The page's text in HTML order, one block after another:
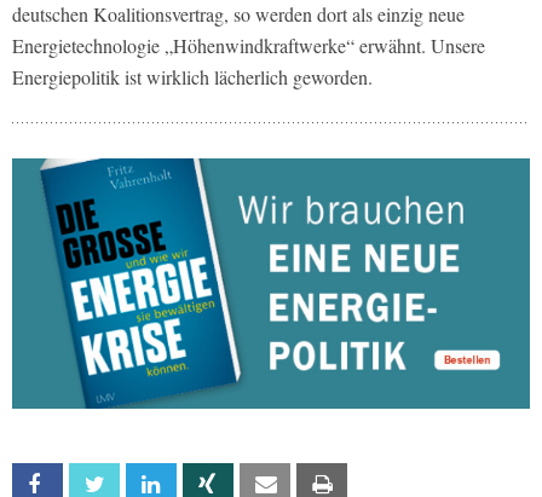
deutschen Koalitionsvertrag, so werden dort als einzig neue
Energietechnologie „Höhenwindkraftwerke“ erwähnt. Unsere
Energiepolitik ist wirklich lächerlich geworden.
Facebook Twitter Linkedin Xing Email